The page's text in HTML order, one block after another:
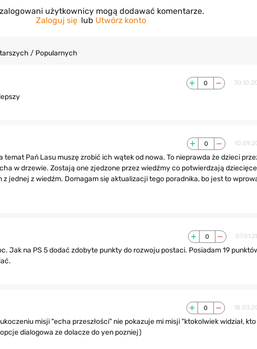
użytkownicy mogą dodawać komentarze.
Zaloguj się lub Utwórz konto
/ Popularnych
0
0
temat Pań Lasu muszę zrobić ich wątek od nowa. To nieprawda że dzieci
w drzewie. Zostają one zjedzone przez wiedźmy co potwierdzają
jednej z wiedźm. Domagam się aktualizacji tego poradnika, bo jest to
0
Jak na PS 5 dodać zdobyte punkty do rozwoju postaci. Posiadam 19
0
misji "echa przeszłości" nie pokazuje mi misji "ktokolwiek widział,
dialogowa ze dolacze do yen pozniej)